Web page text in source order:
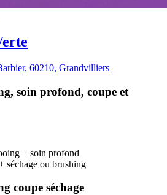
60210, Grandvilliers
soin profond, coupe et
+ soin profond
séchage ou brushing
coupe séchage